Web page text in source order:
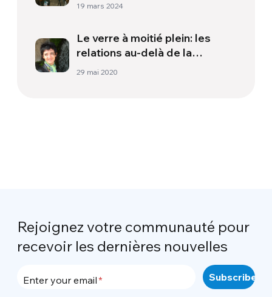
19 mars 2024
Le verre à moitié plein: les
relations au-delà de la
pandémie
29 mai 2020
Rejoignez votre communauté pour
recevoir les dernières nouvelles
Enter your email